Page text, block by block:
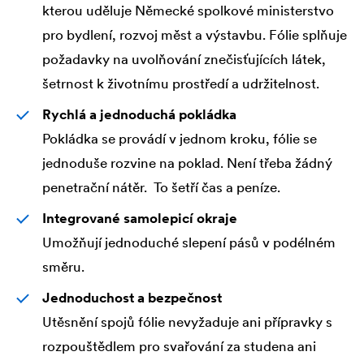
kterou uděluje Německé spolkové ministerstvo
pro bydlení, rozvoj měst a výstavbu. Fólie splňuje
požadavky na uvolňování znečisťujících látek,
šetrnost k životnímu prostředí a udržitelnost.
Rychlá a jednoduchá pokládka
Pokládka se provádí v jednom kroku, fólie se
jednoduše rozvine na poklad. Není třeba žádný
penetrační nátěr. To šetří čas a peníze.
Integrované samolepicí okraje
Umožňují jednoduché slepení pásů v podélném
směru.
Jednoduchost a bezpečnost
Utěsnění spojů fólie nevyžaduje ani přípravky s
rozpouštědlem pro svařování za studena ani